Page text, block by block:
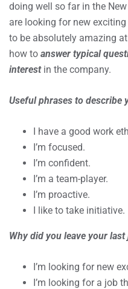
doing well so far in the
are looking for new exciting
to be absolutely amazing
how to answer typical
interestin the company.
Useful phrases to describe
I have a good work
I’m focused.
I’m confident.
I’m a team-player.
I’m proactive.
I like to take initiative.
Why did you leave your last
I’m looking for new
I’m looking for a job